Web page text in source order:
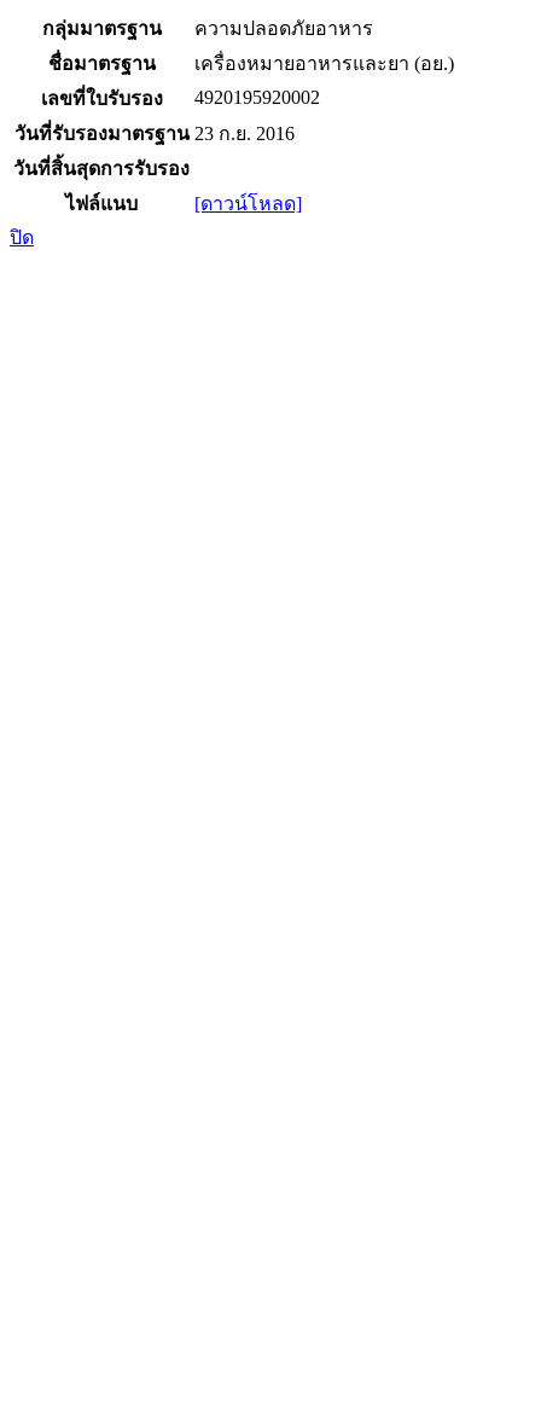
กลุ่มมาตรฐาน
ความปลอดภัยอาหาร
ชื่อมาตรฐาน
เครื่องหมายอาหารและยา (อย.)
เลขที่ใบรับรอง
4920195920002
วันที่รับรองมาตรฐาน 23 ก.ย. 2016
วันที่สิ้นสุดการรับรอง
ไฟล์แนบ
[ดาวน์โหลด]
ปิด